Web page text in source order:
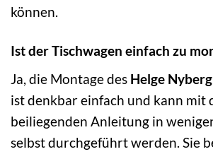
können.
Ist der Tischwagen einfach zu
Ja, die Montage des Helge
ist denkbar einfach und kann mit
beiliegenden Anleitung in
selbst durchgeführt werden. Sie